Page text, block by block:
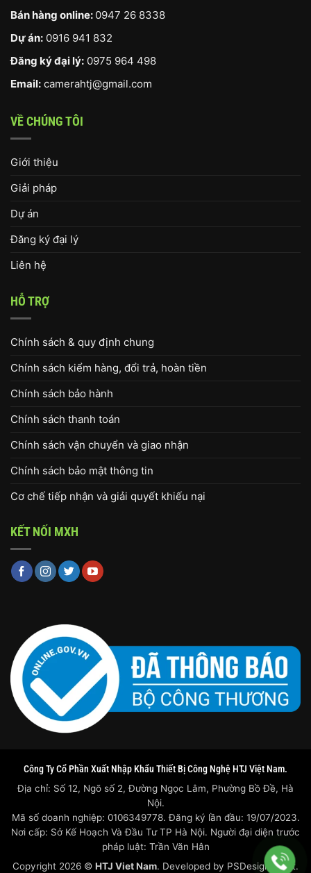
Bán hàng online: 0947 26 8338
Dự án: 0916 941 832
Đăng ký đại lý: 0975 964 498
Email: camerahtj@gmail.com
VỀ CHÚNG TÔI
Giới thiệu
Giải pháp
Dự án
Đăng ký đại lý
Liên hệ
HỖ TRỢ
Chính sách & quy định chung
Chính sách kiểm hàng, đổi trả, hoàn tiền
Chính sách bảo hành
Chính sách thanh toán
Chính sách vận chuyển và giao nhận
Chính sách bảo mật thông tin
Cơ chế tiếp nhận và giải quyết khiếu nại
KẾT NỐI MXH
Công Ty Cổ Phần Xuất Nhập Khẩu Thiết Bị Công Nghệ HTJ Việt Nam.
Địa chỉ: Số 12, Ngõ số 2, Đường Ngọc Lâm, Phường Bồ Đề, Hà
Nội.
Mã số doanh nghiệp: 0106349778. Đăng ký lần đầu: 19/07/2023.
Nơi cấp: Sở Kế Hoạch Và Đầu Tư TP Hà Nội. Người đại diện trước
pháp luật: Trần Văn Hân
Copyright 2026 © HTJ Viet Nam. Developed by PSDesigner.net.